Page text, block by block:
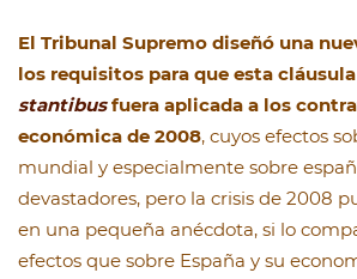
El Tribunal Supremo diseñó una
los requisitos para que esta cláusula
stantibusfuera aplicada a los
económica de 2008, cuyos efectos
mundial y especialmente sobre
devastadores, pero la crisis de 2008
en una pequeña anécdota, si lo
efectos que sobre España y su